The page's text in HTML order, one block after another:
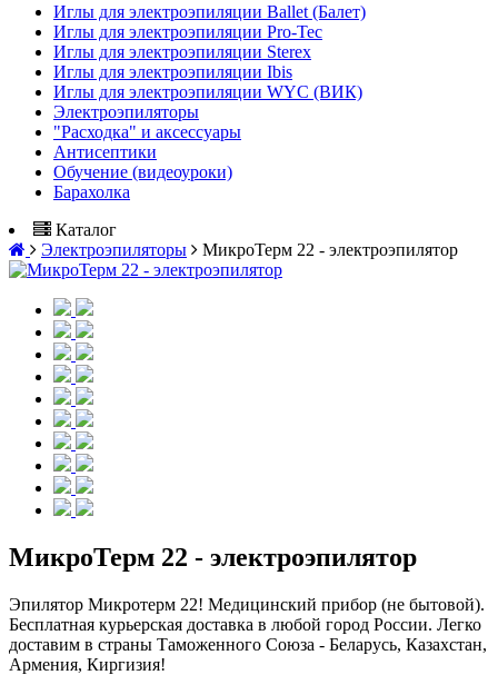
Иглы для электроэпиляции Ballet (Балет)
Иглы для электроэпиляции Pro-Tec
Иглы для электроэпиляции Sterex
Иглы для электроэпиляции Ibis
Иглы для электроэпиляции WYC (ВИК)
Электроэпиляторы
"Расходка" и аксессуары
Антисептики
Обучение (видеоуроки)
Барахолка
Каталог
Электроэпиляторы
МикроТерм 22 - электроэпилятор
МикроТерм 22 - электроэпилятор
Эпилятор Микротерм 22! Медицинский прибор (не бытовой).
Бесплатная курьерская доставка в любой город России. Легко
доставим в страны Таможенного Союза - Беларусь, Казахстан,
Армения, Киргизия!